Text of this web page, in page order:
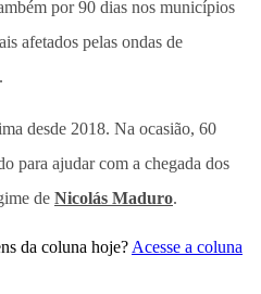
por 90 dias nos municípios
afetados pelas ondas de
desde 2018. Na ocasião, 60
para ajudar com a chegada dos
de Nicolás Maduro.
da coluna hoje? Acesse a coluna